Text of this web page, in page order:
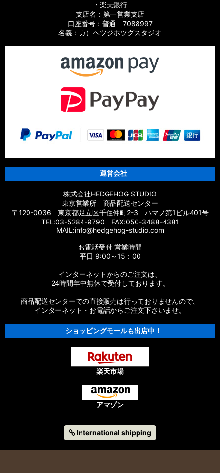
・楽天銀行
支店名：第一営業支店
口座番号：普通 7088997
名義：カ）ヘツジホツグスタジオ
運営会社
株式会社HEDGEHOG STUDIO
東京営業所 商品配送センター
〒120-0036 東京都足立区千住仲町2-3 ハマノ第1ビル401号
TEL:03-5284-9790 FAX:050-3488-4381
MAIL:info@hedgehog-studio.com
お電話受付 営業時間
平日 9:00～15：00
インターネットからのご注文は、
24時間年中無休で受付しております。
商品配送センターでの直接販売は行っておりませんので、
インターネット・お電話からご注文下さいませ。
ショッピングモールも出店中！
楽天市場
アマゾン
International shipping